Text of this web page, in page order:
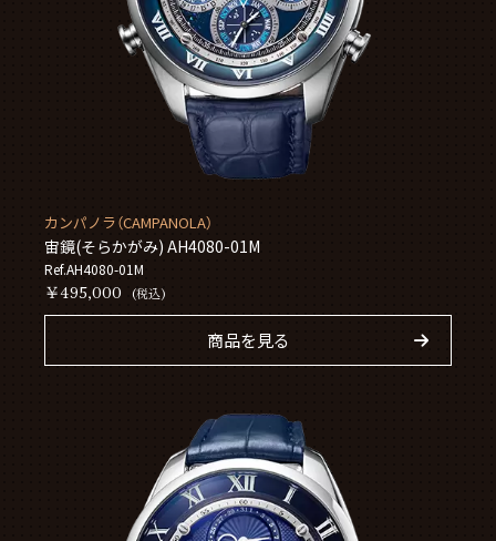
カンパノラ（CAMPANOLA）
宙鏡(そらかがみ) AH4080-01M
Ref.AH4080-01M
￥495,000 (税込)
商品を見る